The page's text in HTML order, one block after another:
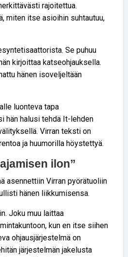
rajoitettua.
miten itse asioihin suhtautuu,
Se puhuu
kirjoittaa katseohjauksella.
hänen isoveljeltään
luonteva tapa
hän halusi tehdä It-lehden
Virran teksti on
ja huumorilla höystettyä.
ilon”
asennettiin Virran pyörätuoliin
hänen liikkumisensa.
Joku muu laittaa
kun en itse siihen
ohjaus­järjestelmä on
järjestelmän jakelusta